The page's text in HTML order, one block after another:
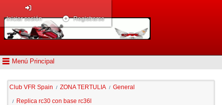
Menú Principal
Iniciar sesión Registrarse
Club VFR Spain / ZONA TERTULIA / General
/ Replica rc30 con base rc36l